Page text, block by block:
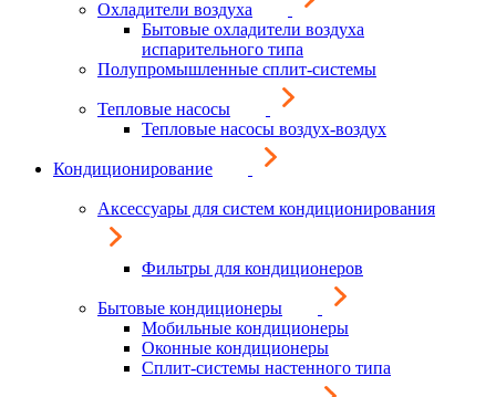
Охладители воздуха
Бытовые охладители воздуха
испарительного типа
Полупромышленные сплит-системы
Тепловые насосы
Тепловые насосы воздух-воздух
Кондиционирование
Аксессуары для систем кондиционирования
Фильтры для кондиционеров
Бытовые кондиционеры
Мобильные кондиционеры
Оконные кондиционеры
Сплит-системы настенного типа